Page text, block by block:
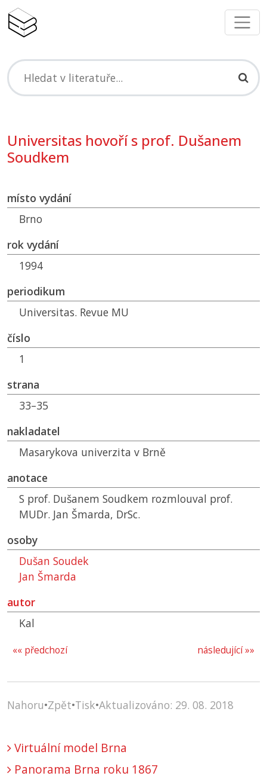
Universitas hovoří s prof. Dušanem
Soudkem
místo vydání
Brno
rok vydání
1994
periodikum
Universitas. Revue MU
číslo
1
strana
33–35
nakladatel
Masarykova univerzita v Brně
anotace
S prof. Dušanem Soudkem rozmlouval prof.
MUDr. Jan Šmarda, DrSc.
osoby
Dušan Soudek
Jan Šmarda
autor
Kal
následující »»
«« předchozí
Nahoru•Zpět•Tisk•Aktualizováno: 29. 08. 2018
Virtuální model Brna
Panorama Brna roku 1867